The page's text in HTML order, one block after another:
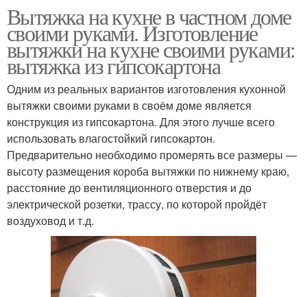
Вытяжка на кухне в частном доме
своими руками. Изготовление
вытяжки на кухне своими руками:
вытяжка из гипсокартона
Одним из реальных вариантов изготовления кухонной
вытяжки своими руками в своём доме является
конструкция из гипсокартона. Для этого лучше всего
использовать влагостойкий гипсокартон.
Предварительно необходимо промерять все размеры —
высоту размещения короба вытяжки по нижнему краю,
расстояние до вентиляционного отверстия и до
электрической розетки, трассу, по которой пройдёт
воздуховод и т.д.